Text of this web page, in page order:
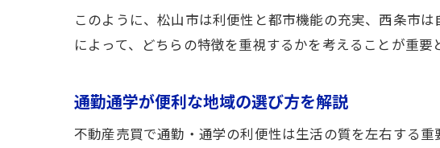
家
暮らし
このように、松山市は利便性と都市機能の充実、西条市
によって、どちらの特徴を重視するかを考えることが重要
通勤通学が便利な地域の選び方を解説
不動産売買で通勤・通学の利便性は生活の質を左右する